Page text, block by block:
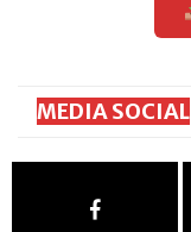
MEDIA SOCIAL